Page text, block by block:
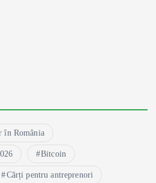
în România
Bitcoin
Cărți pentru antreprenori